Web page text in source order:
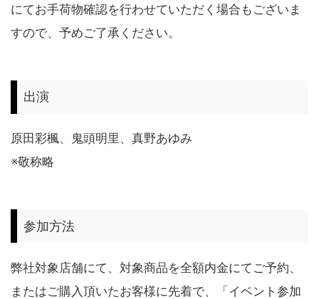
にてお手荷物確認を行わせていただく場合もございま
すので、予めご了承ください。
出演
原田彩楓、鬼頭明里、真野あゆみ
※敬称略
参加方法
弊社対象店舗にて、対象商品を全額内金にてご予約、
またはご購入頂いたお客様に先着で、「イベント参加